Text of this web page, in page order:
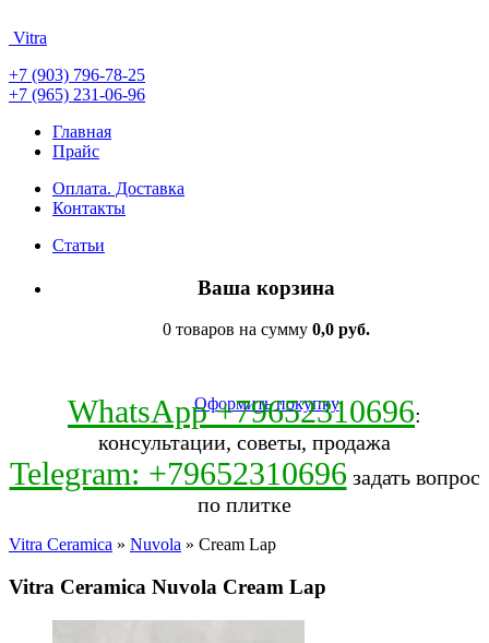
Vitra
+7 (903) 796-78-25
+7 (965) 231-06-96
Главная
Прайс
Оплата. Доставка
Контакты
Статьи
Ваша корзина
0 товаров на сумму 0,0 руб.
Оформить покупку
WhatsApp +79652310696:
консультации, советы, продажа
Telegram: +79652310696 задать вопрос
по плитке
Vitra Ceramica » Nuvola » Cream Lap
Vitra Ceramica Nuvola Cream Lap